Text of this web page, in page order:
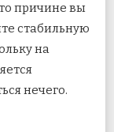
причине вы
стабильную
на
нечего.